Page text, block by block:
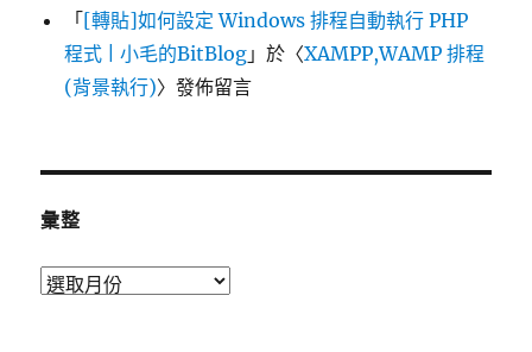
「[轉貼]如何設定 Windows 排程自動執行 PHP
程式 | 小毛的BitBlog 」於〈XAMPP,WAMP 排程
(背景執行)〉發佈留言
彙整
彙